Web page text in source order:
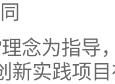
理念为指
新实践项